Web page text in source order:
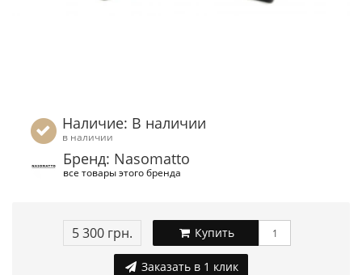
Наличие: В наличии
в наличии
Бренд: Nasomatto
все товары этого бренда
5 300 грн. Купить
Заказать в 1 клик